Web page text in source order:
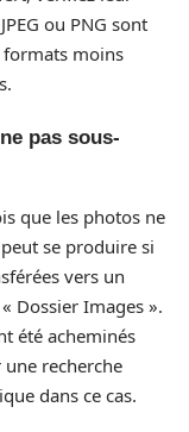
ou PNG sont
formats moins
pas sous-
que les photos ne
se produire si
vers un
Dossier Images ».
été acheminés
recherche
dans ce cas.